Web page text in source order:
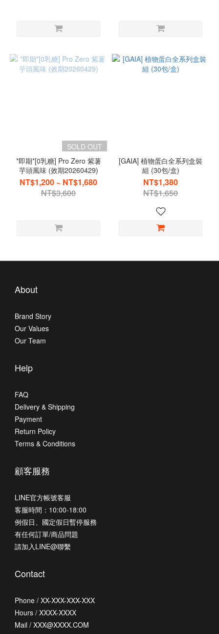
SOLD OUT
*即期*[0乳糖] Pro Zero 紫薯
芋頭風味 (效期20260429)
NT$1,200 ~ NT$1,680
NT$3,600
[GAIA] 植物蛋白全系列盒裝
組 (30包/盒)
NT$1,380
NT$1,650
About
Brand Story
Our Values
Our Team
Help
FAQ
Delivery & Shipping
Payment
Return Policy
Terms & Conditions
顧客服務
LINE官方帳號客服
客服時間：10:00-18:00
例假日、國定假日暫停服務
有任何訂單/商品問題
請加入LINE@聯繫
Contact
Phone / XX-XXX-XXX-XXX
Hours / XXXX-XXXX
Mail / XXX@XXXX.COM